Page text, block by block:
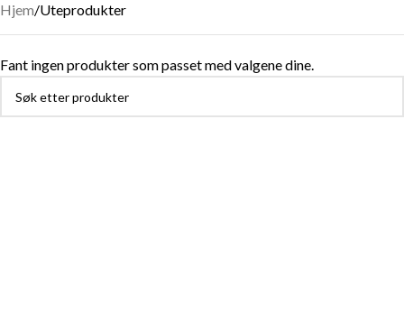
Hjem Uteprodukter
Fant ingen produkter som passet med valgene dine.